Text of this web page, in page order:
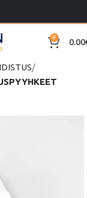
0 0.00